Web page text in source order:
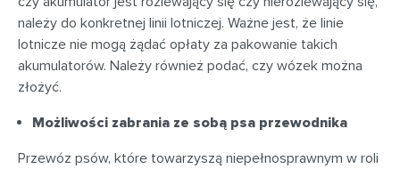
należy do konkretnej linii lotniczej. Ważne jest, że linie
lotnicze nie mogą żądać opłaty za pakowanie takich
akumulatorów. Należy również podać, czy wózek można
złożyć.
Możliwości zabrania ze sobą psa przewodnika
Przewóz psów, które towarzyszą niepełnosprawnym w roli